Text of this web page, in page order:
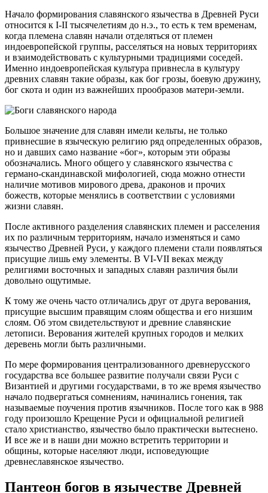
Начало формирования славянского язычества в Древней Руси
относится к I-II тысячелетиям до н.э., то есть к тем временам,
когда племена славян начали отделяться от племен
индоевропейской группы, расселяться на новых территориях
и взаимодействовать с культурными традициями соседей.
Именно индоевропейская культура привнесла в культуру
древних славян такие образы, как бог грозы, боевую дружину,
бог скота и один из важнейших прообразов матери-земли.
Большое значение для славян имели кельты, не только
привнесшие в языческую религию ряд определенных образов,
но и давших само название «бог», которым эти образы
обозначались. Много общего у славянского язычества с
германо-скандинавской мифологией, сюда можно отнести
наличие мотивов мирового древа, драконов и прочих
божеств, которые менялись в соответствии с условиями
жизни славян.
После активного разделения славянских племен и расселения
их по различным территориям, начало изменяться и само
язычество Древней Руси, у каждого племени стали появляться
присущие лишь ему элементы. В VI-VII веках между
религиями восточных и западных славян различия были
довольно ощутимые.
К тому же очень часто отличались друг от друга верования,
присущие высшим правящим слоям общества и его низшим
слоям. Об этом свидетельствуют и древние славянские
летописи. Верования жителей крупных городов и мелких
деревень могли быть различными.
По мере формирования централизованного древнерусского
государства все большее развитие получали связи Руси с
Византией и другими государствами, в то же время язычество
начало подвергаться сомнениям, начинались гонения, так
называемые поучения против язычников. После того как в 988
году произошло Крещение Руси и официальной религией
стало христианство, язычество было практически вытеснено.
И все же и в наши дни можно встретить территории и
общины, которые населяют люди, исповедующие
древнеславянское язычество.
Пантеон богов в язычестве Древней